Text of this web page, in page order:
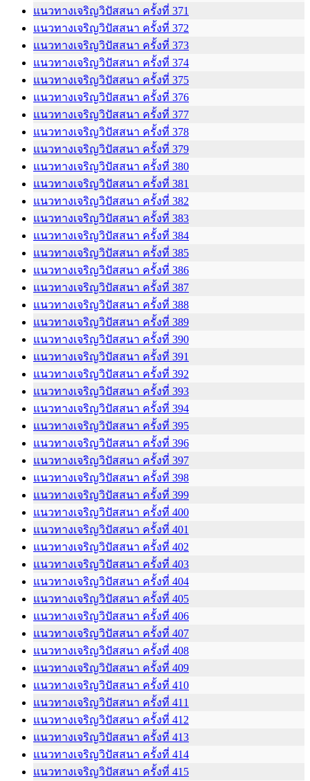
แนวทางเจริญวิปัสสนา ครั้งที่ 371
แนวทางเจริญวิปัสสนา ครั้งที่ 372
แนวทางเจริญวิปัสสนา ครั้งที่ 373
แนวทางเจริญวิปัสสนา ครั้งที่ 374
แนวทางเจริญวิปัสสนา ครั้งที่ 375
แนวทางเจริญวิปัสสนา ครั้งที่ 376
แนวทางเจริญวิปัสสนา ครั้งที่ 377
แนวทางเจริญวิปัสสนา ครั้งที่ 378
แนวทางเจริญวิปัสสนา ครั้งที่ 379
แนวทางเจริญวิปัสสนา ครั้งที่ 380
แนวทางเจริญวิปัสสนา ครั้งที่ 381
แนวทางเจริญวิปัสสนา ครั้งที่ 382
แนวทางเจริญวิปัสสนา ครั้งที่ 383
แนวทางเจริญวิปัสสนา ครั้งที่ 384
แนวทางเจริญวิปัสสนา ครั้งที่ 385
แนวทางเจริญวิปัสสนา ครั้งที่ 386
แนวทางเจริญวิปัสสนา ครั้งที่ 387
แนวทางเจริญวิปัสสนา ครั้งที่ 388
แนวทางเจริญวิปัสสนา ครั้งที่ 389
แนวทางเจริญวิปัสสนา ครั้งที่ 390
แนวทางเจริญวิปัสสนา ครั้งที่ 391
แนวทางเจริญวิปัสสนา ครั้งที่ 392
แนวทางเจริญวิปัสสนา ครั้งที่ 393
แนวทางเจริญวิปัสสนา ครั้งที่ 394
แนวทางเจริญวิปัสสนา ครั้งที่ 395
แนวทางเจริญวิปัสสนา ครั้งที่ 396
แนวทางเจริญวิปัสสนา ครั้งที่ 397
แนวทางเจริญวิปัสสนา ครั้งที่ 398
แนวทางเจริญวิปัสสนา ครั้งที่ 399
แนวทางเจริญวิปัสสนา ครั้งที่ 400
แนวทางเจริญวิปัสสนา ครั้งที่ 401
แนวทางเจริญวิปัสสนา ครั้งที่ 402
แนวทางเจริญวิปัสสนา ครั้งที่ 403
แนวทางเจริญวิปัสสนา ครั้งที่ 404
แนวทางเจริญวิปัสสนา ครั้งที่ 405
แนวทางเจริญวิปัสสนา ครั้งที่ 406
แนวทางเจริญวิปัสสนา ครั้งที่ 407
แนวทางเจริญวิปัสสนา ครั้งที่ 408
แนวทางเจริญวิปัสสนา ครั้งที่ 409
แนวทางเจริญวิปัสสนา ครั้งที่ 410
แนวทางเจริญวิปัสสนา ครั้งที่ 411
แนวทางเจริญวิปัสสนา ครั้งที่ 412
แนวทางเจริญวิปัสสนา ครั้งที่ 413
แนวทางเจริญวิปัสสนา ครั้งที่ 414
แนวทางเจริญวิปัสสนา ครั้งที่ 415